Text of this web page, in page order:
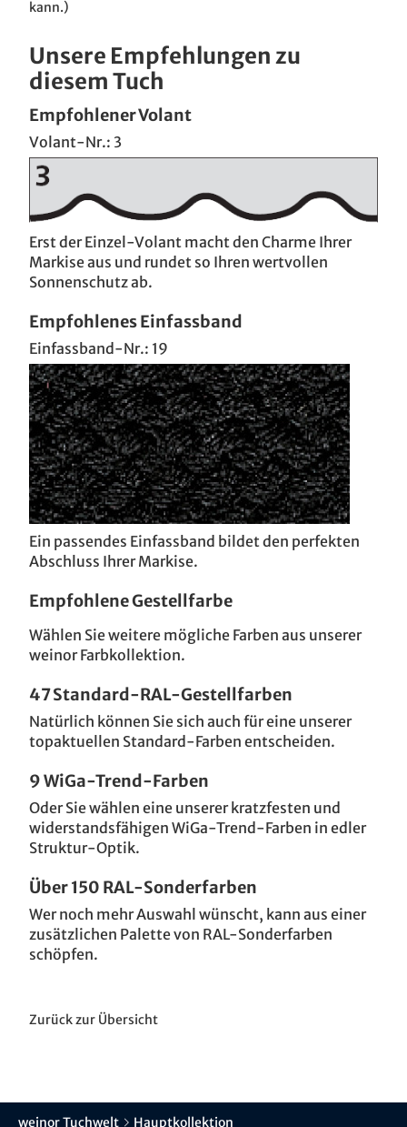
kann.)
Unsere Empfehlungen zu
diesem Tuch
Empfohlener Volant
Volant-Nr.: 3
Erst der Einzel-Volant macht den Charme Ihrer
Markise aus und rundet so Ihren wertvollen
Sonnenschutz ab.
Empfohlenes Einfassband
Einfassband-Nr.: 19
Ein passendes Einfassband bildet den perfekten
Abschluss Ihrer Markise.
Empfohlene Gestellfarbe
Wählen Sie weitere mögliche Farben aus unserer
weinor Farbkollektion.
47 Standard-RAL-Gestellfarben
Natürlich können Sie sich auch für eine unserer
topaktuellen Standard-Farben entscheiden.
9 WiGa-Trend-Farben
Oder Sie wählen eine unserer kratzfesten und
widerstandsfähigen WiGa-Trend-Farben in edler
Struktur-Optik.
Über 150 RAL-Sonderfarben
Wer noch mehr Auswahl wünscht, kann aus einer
zusätzlichen Palette von RAL-Sonderfarben
schöpfen.
Zurück zur Übersicht
weinor Tuchwelt Hauptkollektion